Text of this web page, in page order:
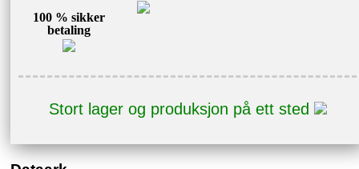
100 % sikker
betaling
Stort lager og produksjon på ett sted